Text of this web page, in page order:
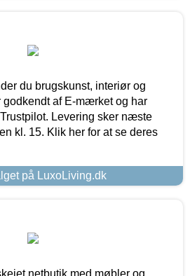
du brugskunst, interiør og
godkendt af E-mærket og har
Levering sker næste
kl. 15. Klik her for at se deres
på LuxoLiving.dk